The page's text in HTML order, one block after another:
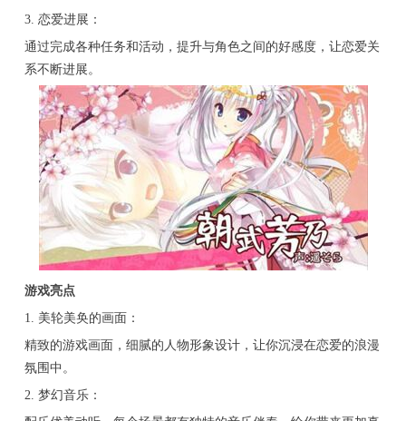
3. 恋爱进展：
通过完成各种任务和活动，提升与角色之间的好感度，让恋爱关
系不断进展。
游戏亮点
1. 美轮美奂的画面：
精致的游戏画面，细腻的人物形象设计，让你沉浸在恋爱的浪漫
氛围中。
2. 梦幻音乐：